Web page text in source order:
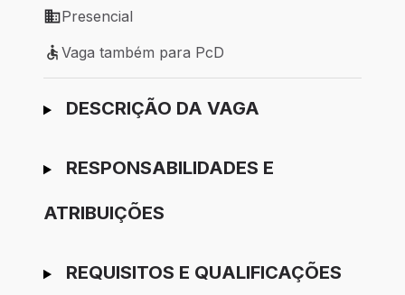
Modelo de trabalho: Presencial
Presencial
Vaga também para PcD
Vaga também para PcD
Ir para candidatura
DESCRIÇÃO DA VAGA
RESPONSABILIDADES E
ATRIBUIÇÕES
REQUISITOS E QUALIFICAÇÕES